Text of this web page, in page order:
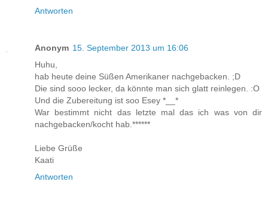
Antworten
Anonym 15. September 2013 um 16:06
Huhu,
hab heute deine Süßen Amerikaner nachgebacken. ;D
Die sind sooo lecker, da könnte man sich glatt reinlegen. :O
Und die Zubereitung ist soo Esey *__*
War bestimmt nicht das letzte mal das ich was von dir
nachgebacken/kocht hab.******
Liebe Grüße
Kaati
Antworten